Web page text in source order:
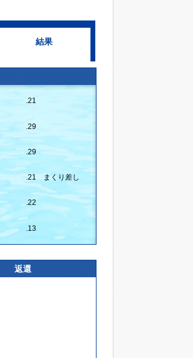
結果
.21
.29
.29
.21 まくり差し
.22
.13
返還